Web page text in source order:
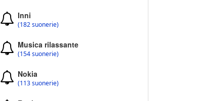
Inni
(182 suonerie)
Musica rilassante
(154 suonerie)
Nokia
(113 suonerie)